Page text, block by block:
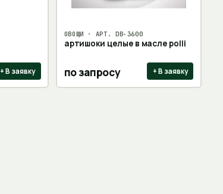
+ В заявку
ОВОЩИ · АРТ. DB-3600
артишоки целые в масле polli
по запросу + В заявку